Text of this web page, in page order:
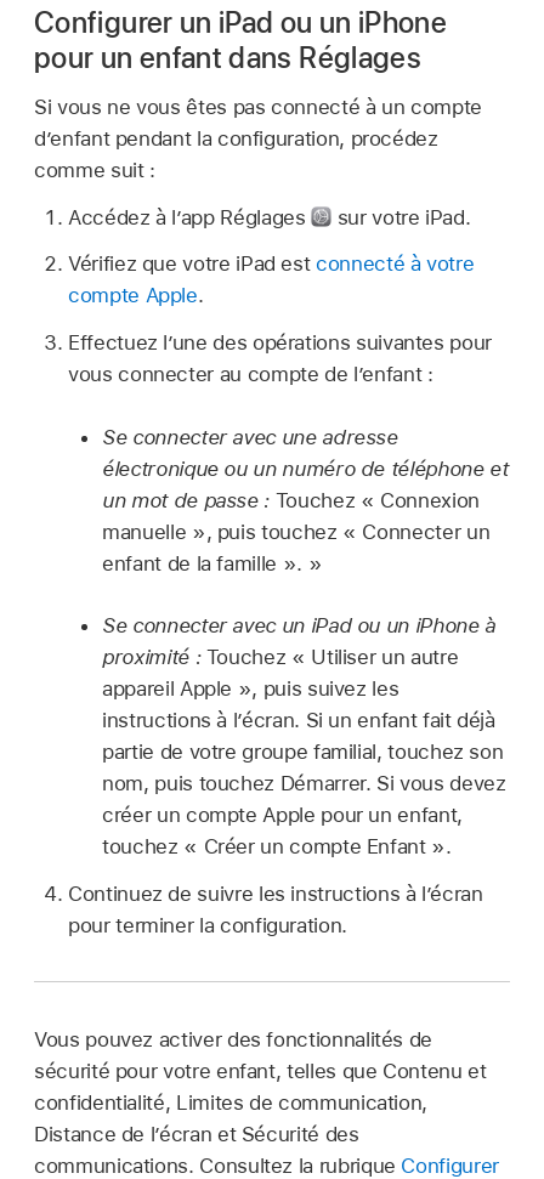
Configurer un iPad ou un iPhone
pour un enfant dans Réglages
Si vous ne vous êtes pas connecté à un compte
d’enfant pendant la configuration, procédez
comme suit :
Accédez à l’app Réglages
sur votre iPad.
Vérifiez que votre iPad estconnecté à votre
compte Apple.
Effectuez l’une des opérations suivantes pour
vous connecter au compte de l’enfant :
Se connecter avec une adresse
électronique ou un numéro de téléphone et
un mot de passe : Touchez « Connexion
manuelle », puis touchez « Connecter un
enfant de la famille ». »
Se connecter avec un iPad ou un iPhone à
proximité : Touchez « Utiliser un autre
appareil Apple », puis suivez les
instructions à l’écran. Si un enfant fait déjà
partie de votre groupe familial, touchez son
nom, puis touchez Démarrer. Si vous devez
créer un compte Apple pour un enfant,
touchez « Créer un compte Enfant ».
Continuez de suivre les instructions à l’écran
pour terminer la configuration.
Vous pouvez activer des fonctionnalités de
sécurité pour votre enfant, telles que Contenu et
confidentialité, Limites de communication,
Distance de l’écran et Sécurité des
communications. Consultez la rubrique Configurer